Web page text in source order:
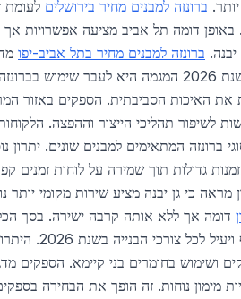
ברונזה למבנים מחיר בירושלים לעומת
באופן דומה תל אביב מציעה אפשרויות
ברונזה למבנים מחיר בתל אביב-יפו
הצורך בתיאום מוקדם. בשנת 2026 המגמה היא לעבר
את האיכות הסביבתית. הספקים באזור
לשיפור תהליכי הייצור וההפצה.
ברונזה המתאימים למבנים שונים. יתרון
גדולות תוך שמירה על לוחות זמנים
מראה כי גן יבנה מציע שירות מקומי יותר
דומה אך ללא אותה קרבה ישירה. בסך
המרכזי מספק פתרון מקיף
ושימוש בחומרים בני קיימא. הספקים
מימון נוחות. זה הופך את הבחירה